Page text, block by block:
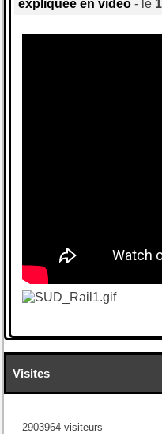
Visites
2903964 visiteurs
expliquée en video - le